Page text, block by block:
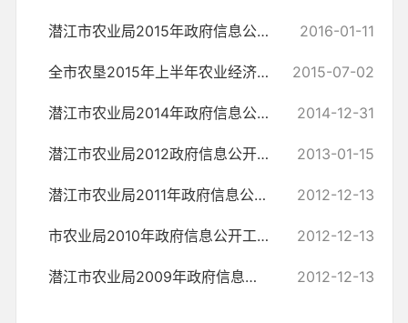
潜江市农业局2015年政府信息公开工作年度报告 2016-01-11
全市农垦2015年上半年农业经济工作小结 2015-07-02
潜江市农业局2014年政府信息公开工作年度报告 2014-12-31
潜江市农业局2012政府信息公开工作年度报告 2013-01-15
潜江市农业局2011年政府信息公开工作年度报告 2012-12-13
市农业局2010年政府信息公开工作年度报告 2012-12-13
潜江市农业局2009年政府信息公开工作总结 2012-12-13